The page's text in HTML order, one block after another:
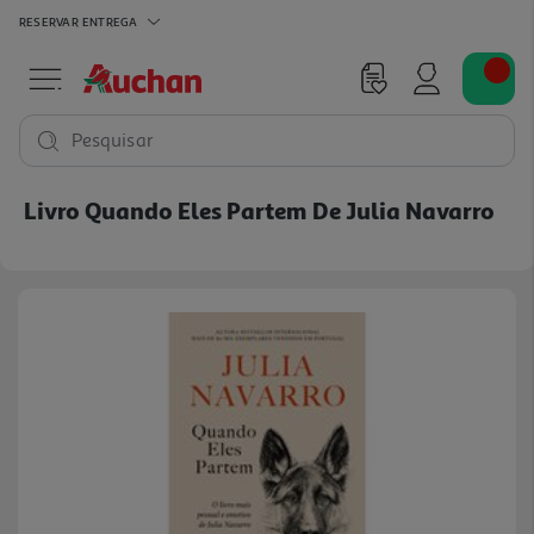
RESERVAR ENTREGA
Pesquisar
Livro Quando Eles Partem De Julia Navarro